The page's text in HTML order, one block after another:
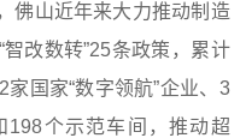
佛山近年来大力推动制造
改数转”25条政策，累计
国家“数字领航”企业、3
198个示范车间，推动超